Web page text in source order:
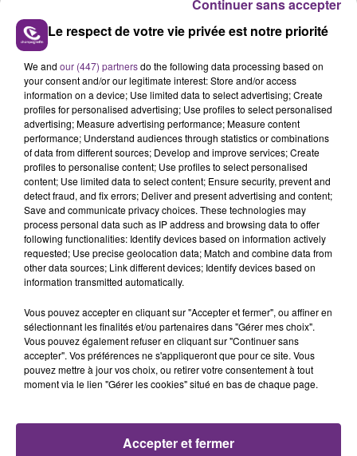
L'INSPECTION DU TRAVAIL RAPPELLE À
L'ORDRE SUR LES CONDITIONS DE...
Alors que les dates de début des vendange 2026
s'est avéré être plus précoce que prévu,
l'inspection du Travail en profite pour rappeler
les conditions de...
TITRES DIFFUSÉS
9h11
9h11
I Knew It, I Knew You
9h08
9h08
Le respect de votre vie privée est notre priorité
We and our (447) partnersdo the following data processing based on
your consent and/or our legitimate interest: Store and/or access
information on a device; Use limited data to select advertising; Create
profiles for personalised advertising; Use profiles to select personalised
advertising; Measure advertising performance; Measure content
performance; Understand audiences through statistics or combinations
of data from different sources; Develop and improve services; Create
profiles to personalise content; Use profiles to select personalised
content; Use limited data to select content; Ensure security, prevent and
detect fraud, and fix errors; Deliver and present advertising and content;
Save and communicate privacy choices. These technologies may
process personal data such as IP address and browsing data to offer
following functionalities: Identify devices based on information actively
requested; Use precise geolocation data; Match and combine data from
other data sources; Link different devices; Identify devices based on
information transmitted automatically.
Vous pouvez accepter en cliquant sur "Accepter et fermer", ou affiner en
sélectionnant les finalités et/ou partenaires dans "Gérer mes choix".
Vous pouvez également refuser en cliquant sur "Continuer sans
accepter". Vos préférences ne s'appliqueront que pour ce site. Vous
pouvez mettre à jour vos choix, ou retirer votre consentement à tout
moment via le lien "Gérer les cookies" situé en bas de chaque page.
Accepter et fermer
Continuer sans accepter